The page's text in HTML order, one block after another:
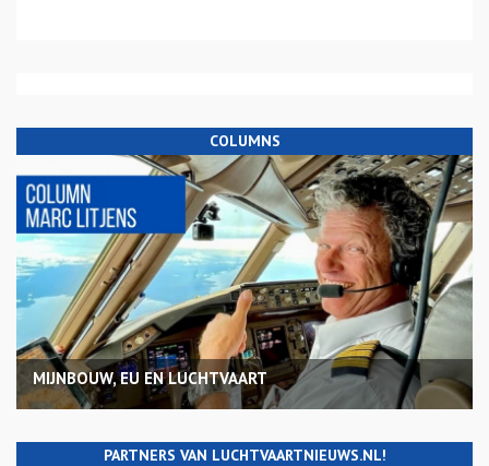
COLUMNS
MIJNBOUW, EU EN LUCHTVAART
PARTNERS VAN LUCHTVAARTNIEUWS.NL!